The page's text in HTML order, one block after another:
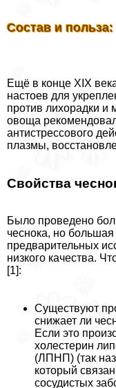
Состав и
Ещё в конце XIX
настоев для
против лихорадки и
овоща
антистрессового
плазмы,
Свойства
Было проведено
чеснока, но большая
предварительных
низкого качества.
[1]:
Существуют
снижает ли
Если это
холестерин
(ЛПНП) (так
который
сосудистых